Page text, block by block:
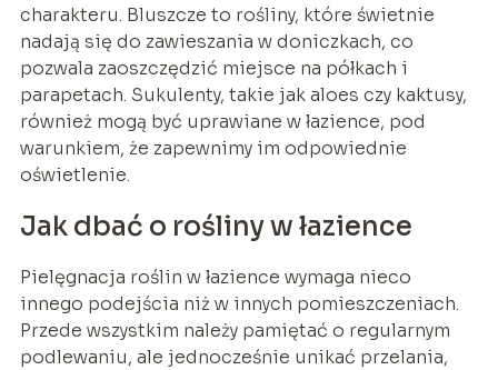
charakteru. Bluszcze to rośliny, które świetnie
nadają się do zawieszania w doniczkach, co
pozwala zaoszczędzić miejsce na półkach i
parapetach. Sukulenty, takie jak aloes czy kaktusy,
również mogą być uprawiane w łazience, pod
warunkiem, że zapewnimy im odpowiednie
oświetlenie.
Jak dbać o rośliny w łazience
Pielęgnacja roślin w łazience wymaga nieco
innego podejścia niż w innych pomieszczeniach.
Przede wszystkim należy pamiętać o regularnym
podlewaniu, ale jednocześnie unikać przelania,